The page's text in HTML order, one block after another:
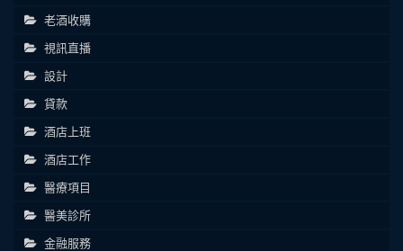
老酒收購
視訊直播
設計
貸款
酒店上班
酒店工作
醫療項目
醫美診所
金融服務